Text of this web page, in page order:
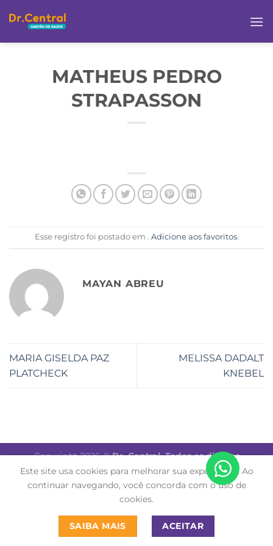
MATHEUS PEDRO
STRAPASSON
Esse registro foi postado em . Adicione aos favoritos.
MAYAN ABREU
MARIA GISELDA PAZ
PLATCHECK
MELISSA DADALT
KNEBEL
Copyright 2026 ©Dr. Central. Todos os direitos
reservados.
Este site usa cookies para melhorar sua experiência. Ao
continuar navegando, você concorda com o uso de
cookies.
SAIBA MAIS ACEITAR